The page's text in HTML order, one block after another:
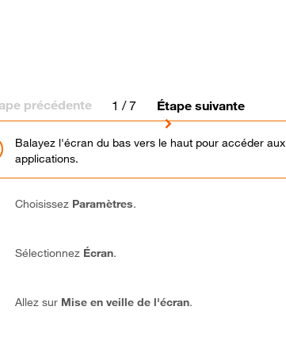
précédente 1 / 7 Étape suivante
Balayez l'écran du bas vers le haut pour accéder aux
applications.
Choisissez Paramètres.
Sélectionnez Écran.
Allez sur Mise en veille de l'écran.